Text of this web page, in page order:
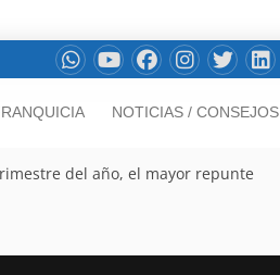
NOTICIAS / CONSEJOS
del año, el mayor repunte